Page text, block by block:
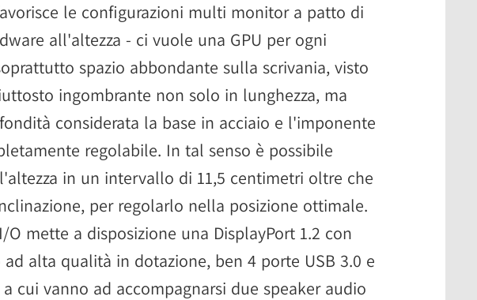
le configurazioni multi monitor a patto di
all'altezza - ci vuole una GPU per ogni
spazio abbondante sulla scrivania, visto
ingombrante non solo in lunghezza, ma
considerata la base in acciaio e l'imponente
regolabile. In tal senso è possibile
in un intervallo di 11,5 centimetri oltre che
per regolarlo nella posizione ottimale.
O mette a disposizione una DisplayPort 1.2 con
alta qualità in dotazione, ben 4 porte USB 3.0 e
a cui vanno ad accompagnarsi due speaker audio